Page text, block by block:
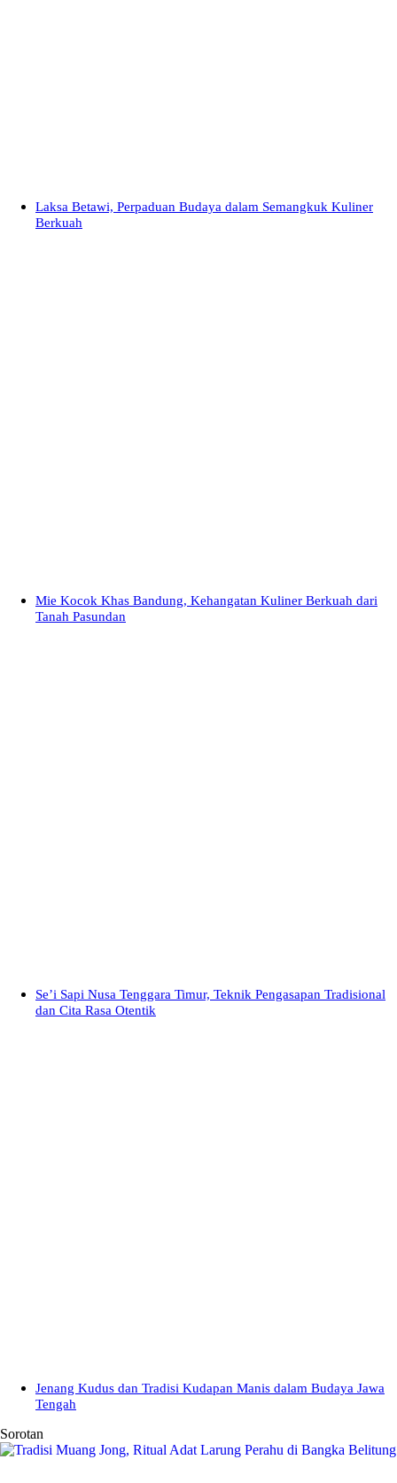
Laksa Betawi, Perpaduan Budaya dalam Semangkuk Kuliner
Berkuah
Mie Kocok Khas Bandung, Kehangatan Kuliner Berkuah dari
Tanah Pasundan
Se’i Sapi Nusa Tenggara Timur, Teknik Pengasapan Tradisional
dan Cita Rasa Otentik
Jenang Kudus dan Tradisi Kudapan Manis dalam Budaya Jawa
Tengah
Sorotan